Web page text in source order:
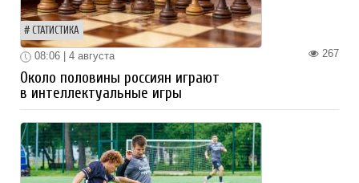
СТАТИСТИКА
267
08:06 | 4 августа
Около половины россиян играют
в интеллектуальные игры